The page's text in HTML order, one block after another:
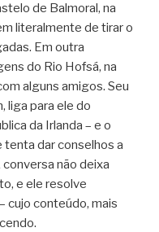
de Balmoral, na
literalmente de tirar o
Em outra
do Rio Hofsá, na
alguns amigos. Seu
liga para ele do
da Irlanda – e o
dar conselhos a
não deixa
e ele resolve
cujo conteúdo, mais